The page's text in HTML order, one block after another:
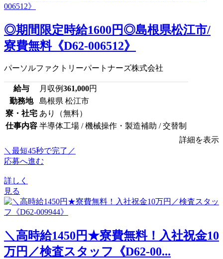
◎期間限定時給1600円◎島根県松江市/
寮費無料《D62-006512》
パーソルファクトリーパートナーズ株式会社
給与 月収例361,000円
勤務地
島根県 松江市
寮・社宅 あり（無料）
仕事内容 半導体工場 / 機械操作・製造補助 / 交替制
詳細を表示
＼最短45秒で完了／
応募へ進む
詳しく
見る
＼高時給1450円★寮費無料！入社祝金10
万円／検査スタッフ《D62-00...